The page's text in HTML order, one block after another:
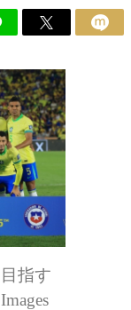
指す